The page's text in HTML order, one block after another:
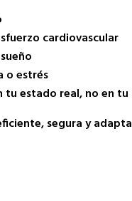
cardiovascular
o estrés
tu estado real, no en
segura y